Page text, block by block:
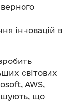
інновацій в
світових
AWS,
що